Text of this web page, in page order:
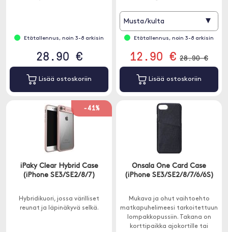
Etätallennus, noin 3-8 arkisin
28.90 €
Lisää ostoskoriin
Musta/kulta ▾
Etätallennus, noin 3-8 arkisin
12.90 € 28.90 €
Lisää ostoskoriin
-41%
iPaky Clear Hybrid Case
(iPhone SE3/SE2/8/7)
Hybridikuori, jossa värilliset
reunat ja läpinäkyvä selkä.
Onsala One Card Case
(iPhone SE3/SE2/8/7/6/6S)
Mukava ja ohut vaihtoehto
matkapuhelimeesi tarkoitettuun
lompakkopussiin. Takana on
korttipaikka ajokortille tai